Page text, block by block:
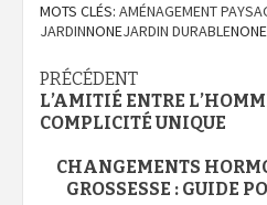
MOTS CLÉS: AMÉNAGEMENT
JARDINNONEJARDIN DURABLENONE
Navigation
d’article
PRÉCÉDENT
L’AMITIÉ ENTRE
COMPLICITÉ UNIQUE
CHANGEMENTS
GROSSESSE : GUIDE